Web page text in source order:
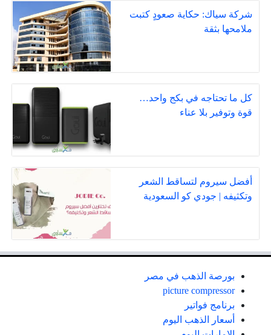
شركة سياك: حكاية صعودٍ كتبت
ملامحها بثقة
كل ما تحتاجه في بكج واحد…
قوة وتوفير بلا عناء
أفضل سيروم لتساقط الشعر
وتكثيفه | جودي كو السعودية
بورصة الذهب في مصر
picture compressor
برنامج فواتير
أسعار الذهب اليوم